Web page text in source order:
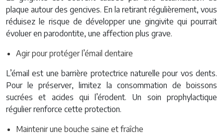
plaque autour des gencives. En la retirant régulièrement, vous
réduisez le risque de développer une gingivite qui pourrait
évoluer en parodontite, une affection plus grave.
Agir pour protéger l’émail dentaire
L’émail est une barrière protectrice naturelle pour vos dents.
Pour le préserver, limitez la consommation de boissons
sucrées et acides qui l’érodent. Un soin prophylactique
régulier renforce cette protection.
Maintenir une bouche saine et fraîche